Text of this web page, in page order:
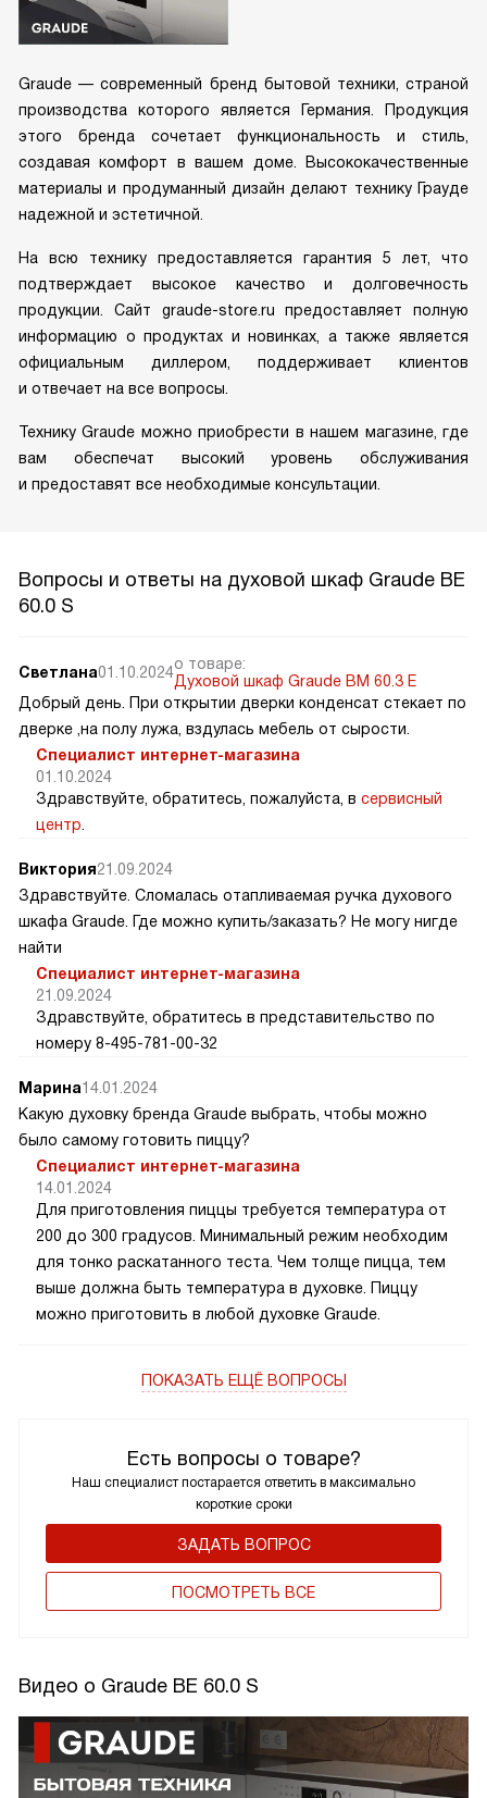
Graude — современный бренд бытовой техники, страной
производства которого является Германия. Продукция
этого бренда сочетает функциональность и стиль,
создавая комфорт в вашем доме. Высококачественные
материалы и продуманный дизайн делают технику Грауде
надежной и эстетичной.
На всю технику предоставляется гарантия 5 лет, что
подтверждает высокое качество и долговечность
продукции. Сайт graude-store.ru предоставляет полную
информацию о продуктах и новинках, а также является
официальным диллером, поддерживает клиентов
и отвечает на все вопросы.
Технику Graude можно приобрести в нашем магазине, где
вам обеспечат высокий уровень обслуживания
и предоставят все необходимые консультации.
Вопросы и ответы на духовой шкаф Graude BE
60.0 S
Есть вопросы о товаре?
Наш специалист постарается ответить в максимально
короткие сроки
ЗАДАТЬ ВОПРОС
ПОCМОТРЕТЬ ВСЕ
Светлана01.10.2024о товаре:
Духовой шкаф Graude BM 60.3 E
Добрый день. При открытии дверки конденсат стекает по
дверке ,на полу лужа, вздулась мебель от сырости.
Специалист интернет-магазина
01.10.2024
Здравствуйте, обратитесь, пожалуйста, в сервисный
центр.
Виктория21.09.2024
Здравствуйте. Сломалась отапливаемая ручка духового
шкафа Graude. Где можно купить/заказать? Не могу нигде
найти
Специалист интернет-магазина
21.09.2024
Здравствуйте, обратитесь в представительство по
номеру 8-495-781-00-32
Марина14.01.2024
Какую духовку бренда Graude выбрать, чтобы можно
было самому готовить пиццу?
Специалист интернет-магазина
14.01.2024
Для приготовления пиццы требуется температура от
200 до 300 градусов. Минимальный режим необходим
для тонко раскатанного теста. Чем толще пицца, тем
выше должна быть температура в духовке. Пиццу
можно приготовить в любой духовке Graude.
ПОКАЗАТЬ ЕЩЁ ВОПРОСЫ
Видео о Graude BE 60.0 S